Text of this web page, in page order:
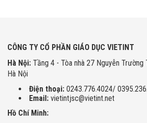
CÔNG TY CỔ PHẦN GIÁO DỤC VIETINT
Hà Nội: Tầng 4 - Tòa nhà 27 Nguyễn Trường
Hà Nội
Điện thoại: 0243.776.4024/
Email: vietintjsc@vietint.net
Hồ Chí Minh: